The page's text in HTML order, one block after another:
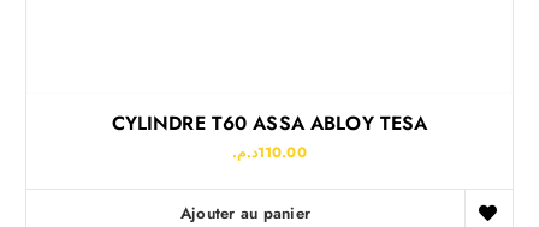
CYLINDRE T60 ASSA ABLOY TESA
110.00د.م.
Ajouter au panier